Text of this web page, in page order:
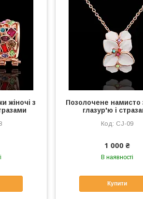
жіночі з
Позолочене намисто
глазур'ю і
CJ-09
1 000 ₴
В наявності
Купити